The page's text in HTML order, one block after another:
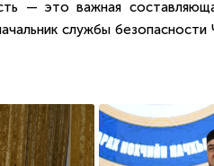
— это важная
службы